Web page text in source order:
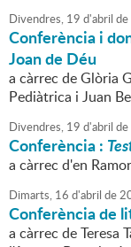
Divendres, 19 d'abril de
Conferència i
Joan de Déu
a càrrec de Glòria
Pediàtrica i Juan
Divendres, 19 d'abril de
Conferència :
a càrrec d'en
Dimarts, 16 d'abril de
Conferència de
a càrrec de Teresa